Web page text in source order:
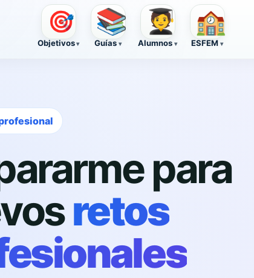
🎯
Objetivos
📚
Guías
🧑‍🎓
Alumnos
🏫
ESFEM
para
retos